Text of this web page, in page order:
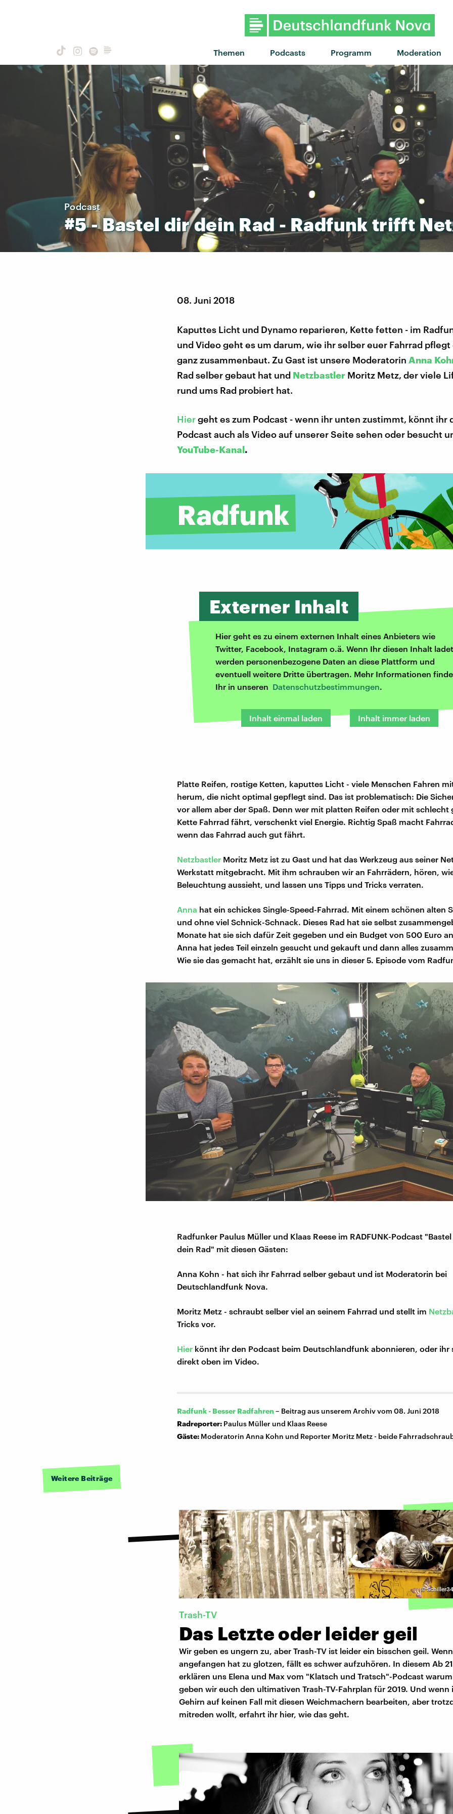
Themen Podcasts Programm Moderation
"The mother we share" von
Podcast
#5-Bastel dirdein Rad - Radfunktrifft
08. Juni 2018
Kaputtes Licht und Dynamo reparieren, Kette fetten - im
und Video geht es um darum, wie ihr selber euer Fahrrad pflegt
ganz zusammenbaut. Zu Gast ist unsere Moderatorin Anna
Rad selber gebaut hat und Netzbastler Moritz Metz, der viele
rund ums Rad probiert hat.
Hiergeht es zum Podcast - wenn ihr unten zustimmt, könnt ihr
Podcast auch als Video auf unserer Seite sehen oder besucht
YouTube-Kanal.
Externer Inhalt
Hier geht es zu einem externen Inhalt eines Anbieters wie
Twitter, Facebook, Instagram o.ä. Wenn Ihr diesen Inhalt
werden personenbezogene Daten an diese Plattform und
eventuell weitere Dritte übertragen. Mehr Informationen
Ihr in unseren Datenschutzbestimmungen.
Inhalt einmal laden Inhalt immer laden
Platte Reifen, rostige Ketten, kaputtes Licht - viele Menschen Fahren
herum, die nicht optimal gepflegt sind. Das ist problematisch: Die
vor allem aber der Spaß. Denn wer mit platten Reifen oder mit schlecht
Kette Fahrrad fährt, verschenkt viel Energie. Richtig Spaß macht
wenn das Fahrrad auch gut fährt.
Netzbastler Moritz Metz ist zu Gast und hat das Werkzeug aus seiner
Werkstatt mitgebracht. Mit ihm schrauben wir an Fahrrädern, hören,
Beleuchtung aussieht, und lassen uns Tipps und Tricks verraten.
Anna hat ein schickes Single-Speed-Fahrrad. Mit einem schönen alten
und ohne viel Schnick-Schnack. Dieses Rad hat sie selbst
Monate hat sie sich dafür Zeit gegeben und ein Budget von 500 Euro
Anna hat jedes Teil einzeln gesucht und gekauft und dann alles
Wie sie das gemacht hat, erzählt sie uns in dieser 5. Episode vom
Radfunker Paulus Müller und Klaas Reese im RADFUNK-Podcast
dein Rad" mit diesen Gästen:
Anna Kohn - hat sich ihr Fahrrad selber gebaut und ist Moderatorin bei
Deutschlandfunk Nova.
Moritz Metz - schraubt selber viel an seinem Fahrrad und stellt im
Tricks vor.
Hier könnt ihr den Podcast beim Deutschlandfunk abonnieren, oder ihr
direkt oben im Video.
Radfunk - Besser Radfahren – Beitrag aus unserem Archiv vom 08. Juni 2018
Radreporter: Paulus Müller und Klaas Reese
Gäste: Moderatorin Anna Kohn und Reporter Moritz Metz - beide
Weitere Beiträge
©
Trash-TV
Das Letzte oder leider geil
Wir geben es ungern zu, aber Trash-TV ist leider ein bisschen geil.
angefangen hat zu glotzen, fällt es schwer aufzuhören. In diesem Ab
erklären uns Elena und Max vom "Klatsch und Tratsch"-Podcast
geben wir euch den ultimativen Trash-TV-Fahrplan für 2019. Und wenn
Gehirn auf keinen Fall mit diesen Weichmachern bearbeiten, aber
mitreden wollt, erfahrt ihr hier, wie das geht.